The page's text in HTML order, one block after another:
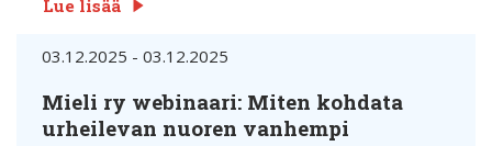
Lue lisää
03.12.2025 - 03.12.2025
Mieli ry webinaari: Miten kohdata
urheilevan nuoren vanhempi